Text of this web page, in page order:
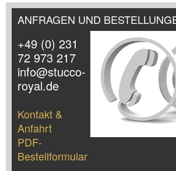
ANFRAGEN UND
+49 (0) 231
72 973 217
info@stucco-
royal.de
Kontakt &
Anfahrt
PDF-
Bestellformular